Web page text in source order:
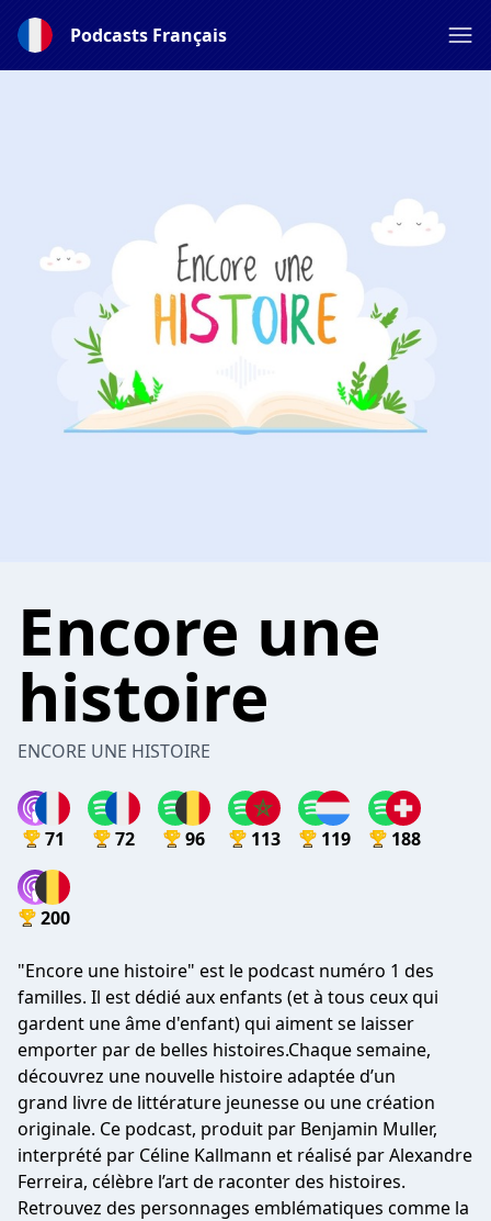
Podcasts Français
Encore une
histoire
ENCORE UNE HISTOIRE
71 72 96 113 119 188
200
"Encore une histoire" est le podcast numéro 1 des
familles. Il est dédié aux enfants (et à tous ceux qui
gardent une âme d'enfant) qui aiment se laisser
emporter par de belles histoires.Chaque semaine,
découvrez une nouvelle histoire adaptée d’un
grand livre de littérature jeunesse ou une création
originale. Ce podcast, produit par Benjamin Muller,
interprété par Céline Kallmann et réalisé par Alexandre
Ferreira, célèbre l’art de raconter des histoires.
Retrouvez des personnages emblématiques comme la